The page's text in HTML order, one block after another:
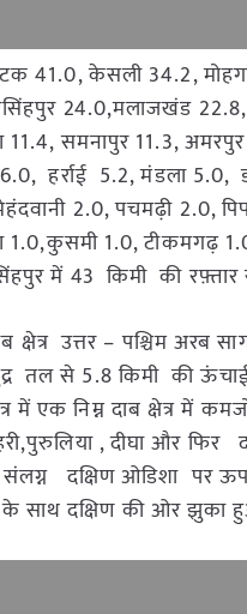
41.0, केसली 34.2,
24.0,मलाजखंड
समनापुर 11.3,
हर्राई 5.2, मंडला
2.0, पचमढ़ी 2.0,
1.0, टीकमगढ़
में 43 किमी की
क्षेत्र उत्तर – पश्चिम अरब
तल से 5.8 किमी की
एक निम्न दाब क्षेत्र में
, दीघा और
दक्षिण ओडिशा पर
साथ दक्षिण की ओर झुका